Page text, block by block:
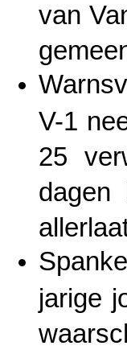
van
V-1
25
jarige